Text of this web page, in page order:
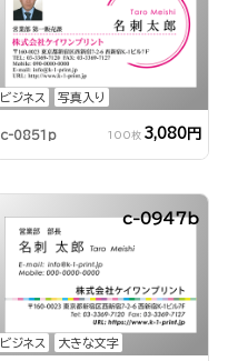
ビジネス 写真入り
c-0851p 100枚 3,080円
ビジネス 大きな文字
c-0947b